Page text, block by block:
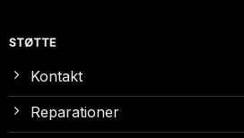
STØTTE
Kontakt
Reparationer